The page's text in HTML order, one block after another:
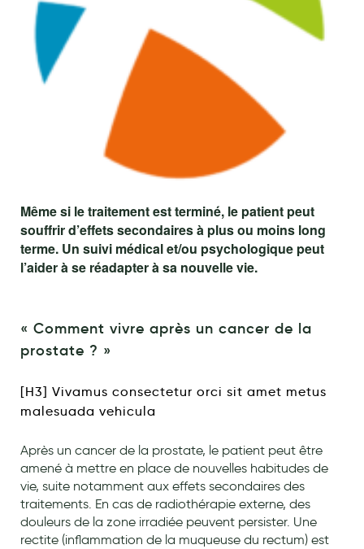
Maquillage
Pour Homme
Crème solaire - Visage et corps
Préservatifs - Gels lubrifiants
Accessoires, coutellerie, brosserie
Beauté au naturel
Huiles
Soins bébé
Couches
Laits infantiles
Biberons et tétines
Toilette du bébé
Alimentation
Soins enfant
Même si le traitement est terminé, le patient peut
souffrir d’effets secondaires à plus ou moins long
terme. Un suivi médical et/ou psychologique peut
l’aider à se réadapter à sa nouvelle vie.
« Comment vivre après un cancer de la
prostate ? »
[H3] Vivamus consectetur orci sit amet metus
malesuada vehicula
Après un cancer de la prostate, le patient peut être
amené à mettre en place de nouvelles habitudes de
vie, suite notamment aux effets secondaires des
traitements. En cas de radiothérapie externe, des
douleurs de la zone irradiée peuvent persister. Une
rectite (inflammation de la muqueuse du rectum) est